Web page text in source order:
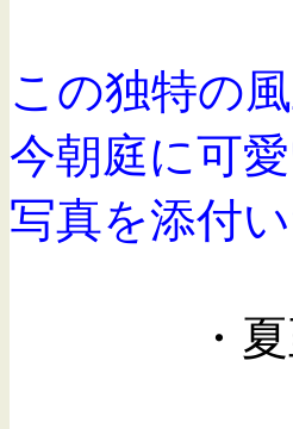
この独特の
今朝庭に可
写真を添付
・夏至